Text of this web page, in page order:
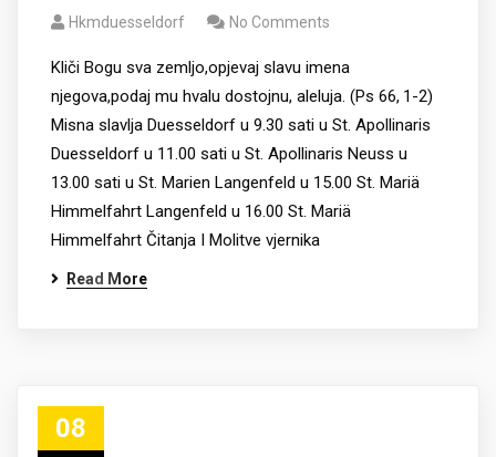
Hkmduesseldorf No Comments
Kliči Bogu sva zemljo,opjevaj slavu imena
njegova,podaj mu hvalu dostojnu, aleluja. (Ps 66, 1-2)
Misna slavlja Duesseldorf u 9.30 sati u St. Apollinaris
Duesseldorf u 11.00 sati u St. Apollinaris Neuss u
13.00 sati u St. Marien Langenfeld u 15.00 St. Mariä
Himmelfahrt Langenfeld u 16.00 St. Mariä
Himmelfahrt Čitanja I Molitve vjernika
Read More
08